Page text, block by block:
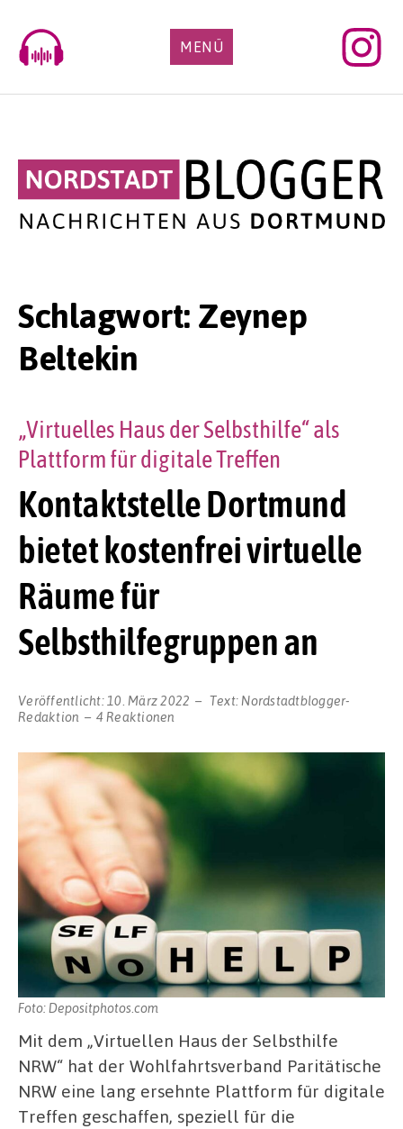
content
MENÜ
Schlagwort: Zeynep
Beltekin
Kontaktstelle Dortmund
bietet kostenfrei virtuelle
Räume für
Selbsthilfegruppen an
„Virtuelles Haus der Selbsthilfe“ als
Plattform für digitale Treffen
Veröffentlicht: 10. März 2022 Text: Nordstadtblogger-
Redaktion
4 Reaktionen
Foto: Depositphotos.com
Mit dem „Virtuellen Haus der Selbsthilfe
NRW“ hat der Wohlfahrtsverband Paritätische
NRW eine lang ersehnte Plattform für digitale
Treffen geschaffen, speziell für die